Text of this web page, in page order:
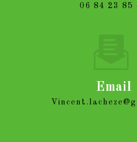
06 84 23 85
Email